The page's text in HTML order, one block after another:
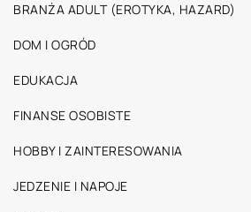
BRANŻA ADULT (EROTYKA, HAZARD)
DOM I OGRÓD
EDUKACJA
FINANSE OSOBISTE
HOBBY I ZAINTERESOWANIA
JEDZENIE I NAPOJE